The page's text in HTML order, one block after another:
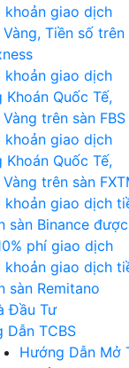
khoản giao dịch
Vàng, Tiền số trên
khoản giao dịch
Khoán Quốc Tế,
Vàng trên sàn FBS
khoản giao dịch
Khoán Quốc Tế,
Vàng trên sàn
khoản giao dịch
sàn Binance được
phí giao dịch
khoản giao dịch
sàn Remitano
Đầu Tư
Dẫn TCBS
Hướng Dẫn Mở